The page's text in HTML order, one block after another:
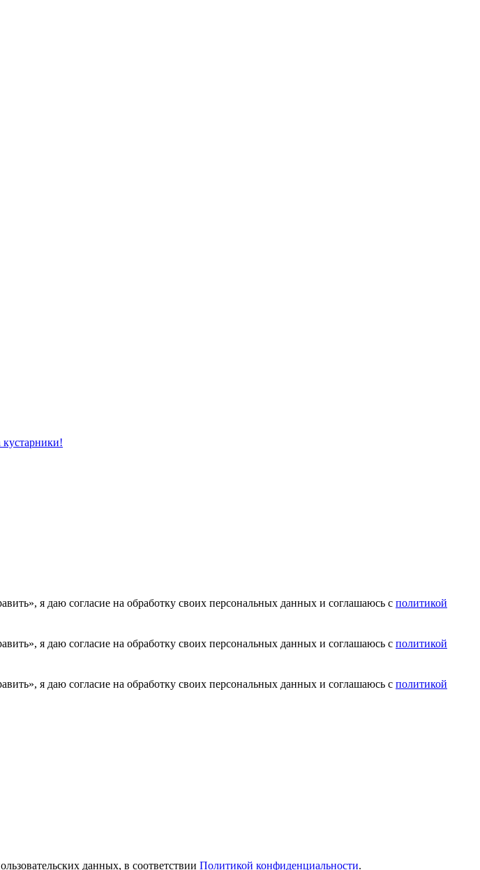
я даю согласие на обработку своих персональных данных и соглашаюсь с политикой
я даю согласие на обработку своих персональных данных и соглашаюсь с политикой
я даю согласие на обработку своих персональных данных и соглашаюсь с политикой
данных, в соответствии Политикой конфиденциальности.